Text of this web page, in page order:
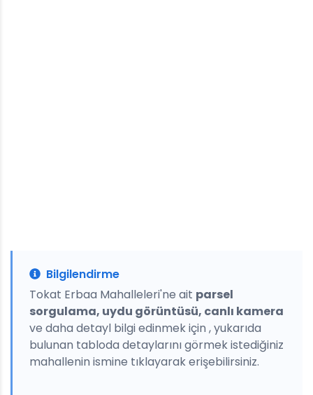
Bilgilendirme
Tokat Erbaa Mahalleleri'ne ait parsel
sorgulama, uydu görüntüsü, canlı kamera
ve daha detayl bilgi edinmek için , yukarıda
bulunan tabloda detaylarını görmek istediğiniz
mahallenin ismine tıklayarak erişebilirsiniz.